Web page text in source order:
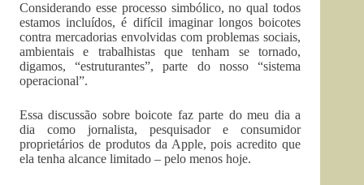
Considerando esse processo simbólico, no qual todos
estamos incluídos, é difícil imaginar longos boicotes
contra mercadorias envolvidas com problemas sociais,
ambientais e trabalhistas que tenham se tornado,
digamos, “estruturantes”, parte do nosso “sistema
operacional”.
Essa discussão sobre boicote faz parte do meu dia a
dia como jornalista, pesquisador e consumidor
proprietários de produtos da Apple, pois acredito que
ela tenha alcance limitado – pelo menos hoje.